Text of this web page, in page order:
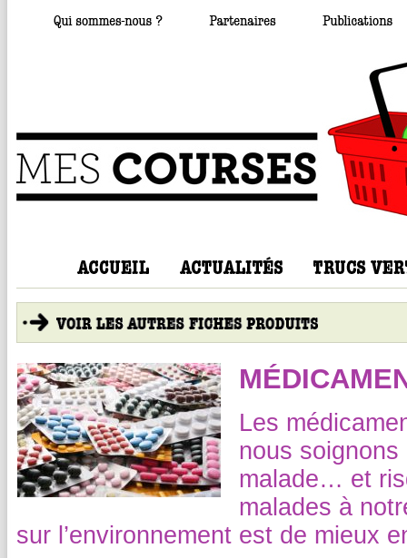
Les
nous
malade… et
malades à
sur l’environnement est de mieux